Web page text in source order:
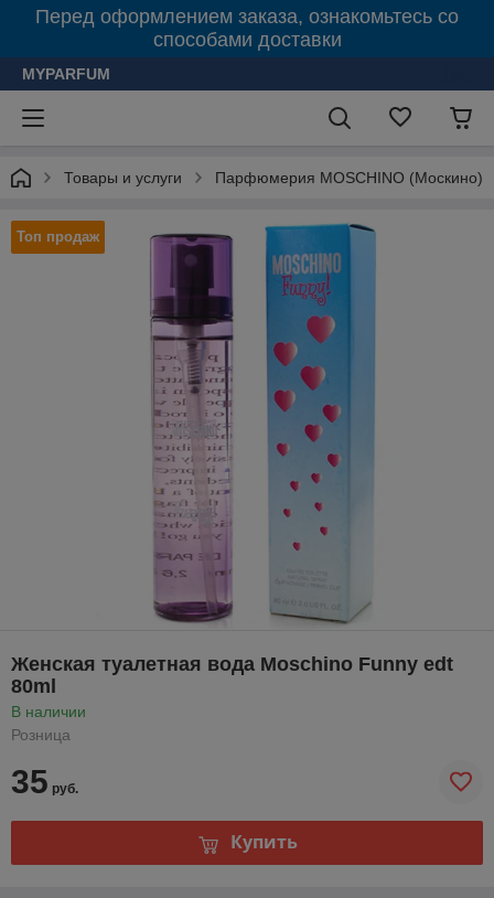
Перед оформлением заказа, ознакомьтесь со
способами доставки
MYPARFUM
Товары и услуги Парфюмерия MOSCHINO (Москино)
Топ продаж
Женская туалетная вода Moschino Funny edt
80ml
В наличии
Розница
35 руб.
Купить